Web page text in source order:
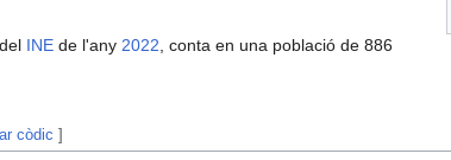
INE de l'any 2022 , conta en una població de 886
còdic ]